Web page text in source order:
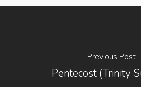
Previous Post
Pentecost (Trinity